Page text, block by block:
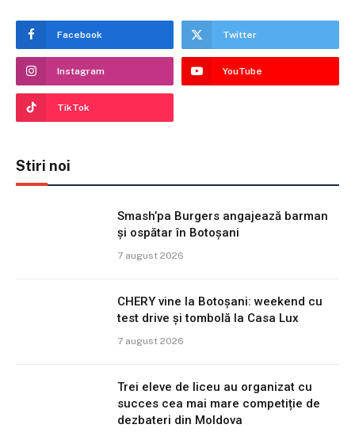
Facebook Twitter
Instagram YouTube
TikTok
Stiri noi
Smash’pa Burgers angajează barman
și ospătar în Botoșani
7 august 2026
CHERY vine la Botoșani: weekend cu
test drive și tombolă la Casa Lux
7 august 2026
Trei eleve de liceu au organizat cu
succes cea mai mare competiție de
dezbateri din Moldova